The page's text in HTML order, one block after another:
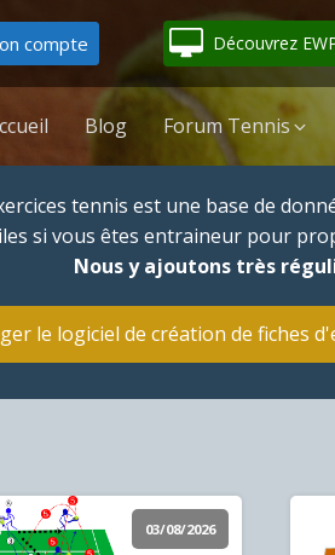
compte Découvrez
Blog Forum Tennis
tennis est une base de
si vous êtes entraineur pour
Nous y ajoutons très
le logiciel de création de fiches
03/08/2026